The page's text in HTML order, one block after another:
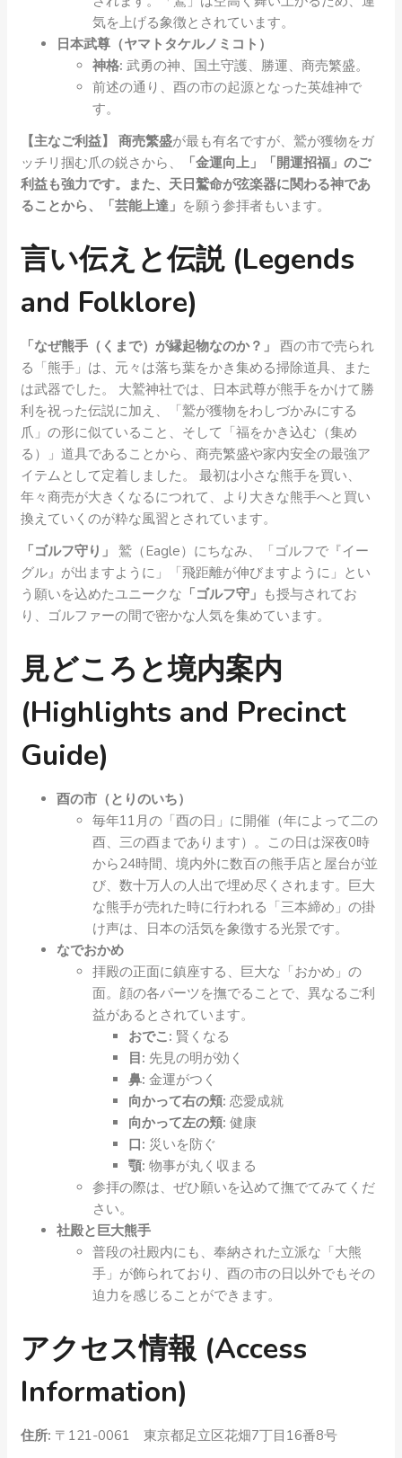
気を上げる象徴とされています。
日本武尊（ヤマトタケルノミコト）
神格: 武勇の神、国土守護、勝運、商売繁盛。
前述の通り、酉の市の起源となった英雄神で
す。
【主なご利益】
商売繁盛が最も有名ですが、鷲が獲物をガ
ッチリ掴む爪の鋭さから、
「金運向上」「開運招福」 のご
利益も強力です。また、天日鷲命が弦楽器に関わる神であ
ることから、
「芸能上達」 を願う参拝者もいます。
言い伝えと伝説 (Legends
and Folklore)
「なぜ熊手（くまで）が縁起物なのか？」 酉の市で売られ
る「熊手」は、元々は落ち葉をかき集める掃除道具、また
は武器でした。 大鷲神社では、日本武尊が熊手をかけて勝
利を祝った伝説に加え、「鷲が獲物をわしづかみにする
爪」の形に似ていること、そして「福をかき込む（集め
る）」道具であることから、商売繁盛や家内安全の最強ア
イテムとして定着しました。 最初は小さな熊手を買い、
年々商売が大きくなるにつれて、より大きな熊手へと買い
換えていくのが粋な風習とされています。
「ゴルフ守り」 鷲（Eagle）にちなみ、「ゴルフで『イー
グル』が出ますように」「飛距離が伸びますように」とい
う願いを込めたユニークな 「ゴルフ守」 も授与されてお
り、ゴルファーの間で密かな人気を集めています。
見どころと境内案内
(Highlights and Precinct
Guide)
酉の市（とりのいち）
毎年11月の「酉の日」に開催（年によって二の
酉、三の酉まであります）。この日は深夜0時
から24時間、境内外に数百の熊手店と屋台が並
び、数十万人の人出で埋め尽くされます。巨大
な熊手が売れた時に行われる「三本締め」の掛
け声は、日本の活気を象徴する光景です。
なでおかめ
拝殿の正面に鎮座する、巨大な「おかめ」の
面。顔の各パーツを撫でることで、異なるご利
益があるとされています。
おでこ: 賢くなる
目: 先見の明が効く
鼻: 金運がつく
向かって右の頬: 恋愛成就
向かって左の頬: 健康
口: 災いを防ぐ
顎: 物事が丸く収まる
参拝の際は、ぜひ願いを込めて撫でてみてくだ
さい。
社殿と巨大熊手
普段の社殿内にも、奉納された立派な「大熊
手」が飾られており、酉の市の日以外でもその
迫力を感じることができます。
アクセス情報 (Access
Information)
住所: 〒121-0061 東京都足立区花畑7丁目16番8号